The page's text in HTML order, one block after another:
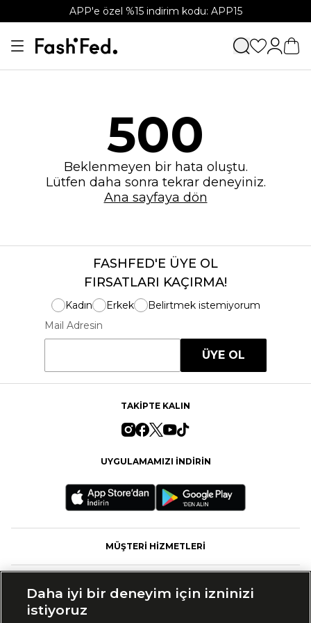
APP'e özel %15 indirim kodu: APP15
500
Beklenmeyen bir hata oluştu.
Lütfen daha sonra tekrar deneyiniz.
Ana sayfaya dön
FASHFED'E ÜYE OL
FIRSATLARI KAÇIRMA!
Kadın Erkek
Belirtmek istemiyorum
Mail Adresin
ÜYE OL
TAKİPTE KALIN
UYGULAMAMIZI İNDİRİN
MÜŞTERİ HİZMETLERİ
Daha iyi bir deneyim için izninizi
istiyoruz